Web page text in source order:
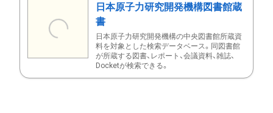
日本原子力研究開発機構図書館蔵
書
日本原子力研究開発機構の中央図書館所蔵資
料を対象とした検索データベース。同図書館
が所蔵する図書、レポート、会議資料、雑誌、
Docketが検索できる。